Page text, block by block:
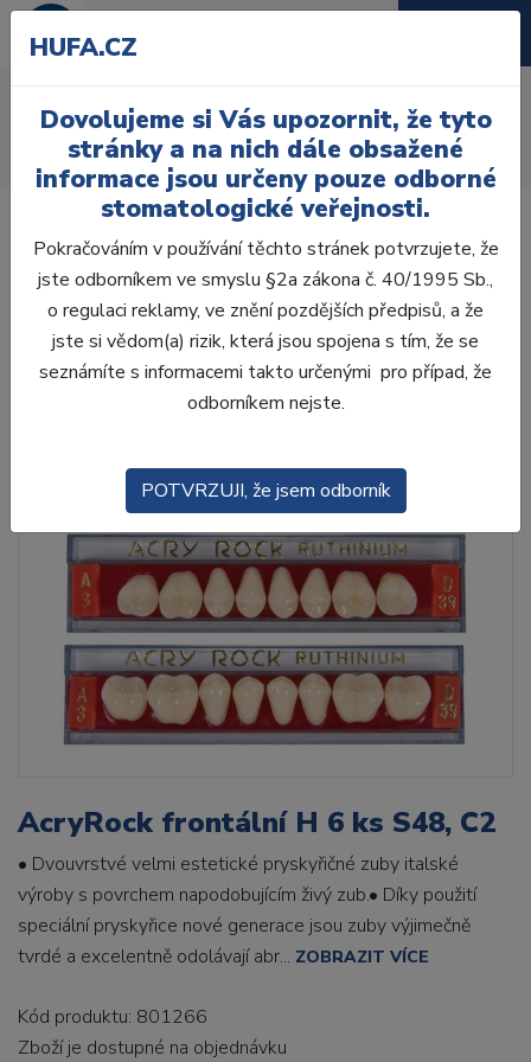
Úvod Zuby
AcryRock
AcryRock frontální H 6 ks S48, C2
AcryRock frontální H 6 ks S48, C2
• Dvouvrstvé velmi estetické pryskyřičné zuby italské
výroby s povrchem napodobujícím živý zub.• Díky použití
speciální pryskyřice nové generace jsou zuby výjimečně
tvrdé a excelentně odolávají abr... ZOBRAZIT VÍCE
Kód produktu: 801266
Zboží je dostupné na objednávku
HUFA.CZ
Dovolujeme si Vás upozornit, že tyto
stránky a na nich dále obsažené
informace jsou určeny pouze odborné
stomatologické veřejnosti.
Pokračováním v používání těchto stránek potvrzujete, že
jste odborníkem ve smyslu §2a zákona č. 40/1995 Sb.,
o regulaci reklamy, ve znění pozdějších předpisů, a že
jste si vědom(a) rizik, která jsou spojena s tím, že se
seznámíte s informacemi takto určenými pro případ, že
odborníkem nejste.
POTVRZUJI, že jsem odborník